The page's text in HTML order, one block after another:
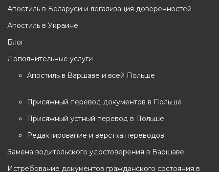
Апостиль в Беларуси и легализация доверенностей
Апостиль в Украине
Блог
Дополнительные услуги
Апостиль в Варшаве и всей Польше
Присяжный перевод документов в Польше
Присяжный устный перевод в Польше
Редактирование и верстка переводов
Замена водительского удостоверения в Варшаве
Истребование документов гражданского состояния в